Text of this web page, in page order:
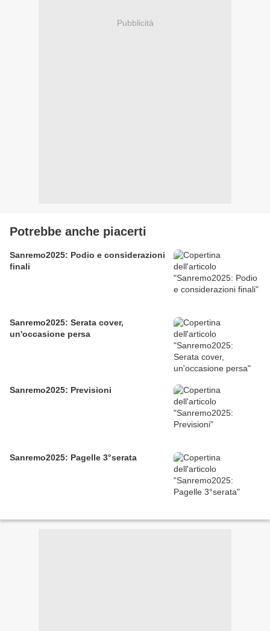
Pubblicità
Potrebbe anche piacerti
Sanremo2025: Podio e considerazioni
finali
Sanremo2025: Serata cover,
un'occasione persa
Sanremo2025: Previsioni
Sanremo2025: Pagelle 3°serata